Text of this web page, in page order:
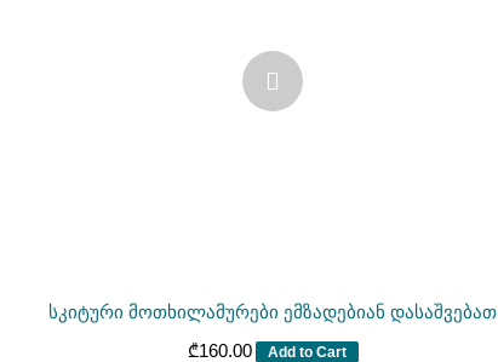
სკიტური მოთხილამურები ემზადებიან დასაშვებათ
₾160.00 Add to Cart